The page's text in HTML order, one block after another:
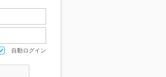
自動ログイン